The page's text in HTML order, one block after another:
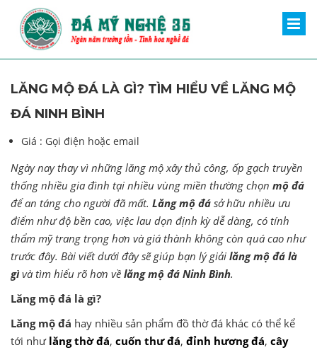
LĂNG MỘ ĐÁ LÀ GÌ? TÌM HIỂU VỀ LĂNG MỘ
ĐÁ NINH BÌNH
Giá : Gọi điện hoặc email
Ngày nay thay vì những lăng mộ xây thủ công, ốp gạch truyền
thống nhiều gia đình tại nhiều vùng miền thường chọn mộ đá
để an táng cho người đã mất. Lăng mộ đá sở hữu nhiều ưu
điểm như độ bền cao, việc lau dọn định kỳ dễ dàng, có tính
thẩm mỹ trang trọng hơn và giá thành không còn quá cao như
trước đây. Bài viết dưới đây sẽ giúp bạn lý giải lăng mộ đá là
gì và tìm hiểu rõ hơn về lăng mộ đá Ninh Bình.
Lăng mộ đá là gì?
Lăng mộ đá hay nhiều sản phẩm đồ thờ đá khác có thể kể
tới như lăng thờ đá, cuốn thư đá, đỉnh hương đá, cây